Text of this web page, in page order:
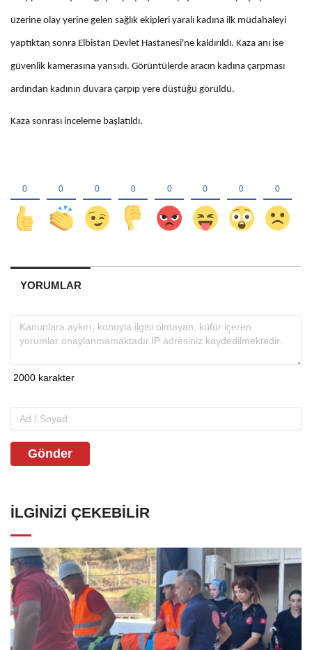
üzerine olay yerine gelen sağlık ekipleri yaralı kadına ilk müdahaleyi
yaptıktan sonra Elbistan Devlet Hastanesi'ne kaldırıldı. Kaza anı ise
güvenlik kamerasına yansıdı. Görüntülerde aracın kadına çarpması
ardından kadının duvara çarpıp yere düştüğü görüldü.
Kaza sonrası inceleme başlatıldı.
YORUMLAR
Gönder
İLGINIZI ÇEKEBILIR